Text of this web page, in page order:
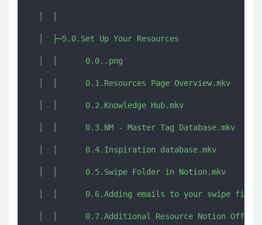
  │  ├─5.0.Set Up Your Resources
  │  │      0.0..png
  │  │      0.1.Resources Page Overview.mkv
  │  │      0.2.Knowledge Hub.mkv
  │  │      0.3.NM - Master Tag Database.mkv
  │  │      0.4.Inspiration database.mkv
  │  │      0.5.Swipe Folder in Notion.mkv
│  │      0.6.Adding emails to your swipe
│  │      0.7.Additional Resource Notion